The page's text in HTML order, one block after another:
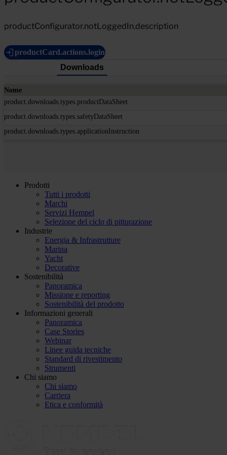
productConfigurator.notLoggedIn.description
productCard.actions.login
Downloads
Nome
product.downloads.types.productDataSheet
product.downloads.types.safetyDataSheet
product.downloads.types.applicationInstruction
Prodotti
Tutti i prodotti
Marchi
Servizi Hempel
Selezione del ciclo di pitturazione
Industrie
Energia & Infrastrutture
Marina
Yacht
Decorative
Sostenibilità
Panoramica
Missione e reporting
Sostenibilità del prodotto
Informazioni generali
Panoramica
Case Stories
Webinar
Linee guida tecniche
Standard di rivestimento
Strumenti
Chi siamo
Chi siamo
Carriera
Etica e conformità